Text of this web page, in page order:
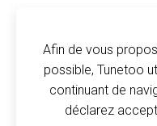
©
Afin de vous
possible, Tunetoo
continuant de
déclarez